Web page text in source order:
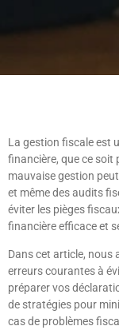
La gestion fiscale est
financière, que ce soit
mauvaise gestion
et même des audits
éviter les pièges
financière efficace et
Dans cet article, nous
erreurs courantes à
préparer vos
de stratégies pour
cas de problèmes